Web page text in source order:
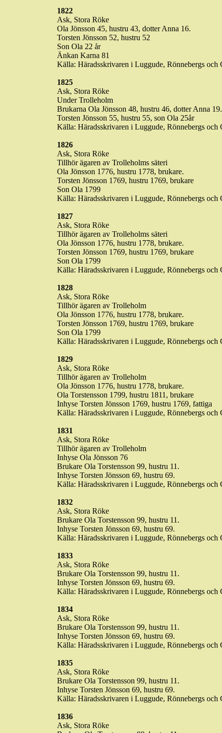
1822
Ask, Stora Röke
Ola Jönsson 45, hustru 43, dotter Anna 16.
Torsten Jönsson 52, hustru 52
Son Ola 22 år
Änkan Karna 81
Källa: Häradsskrivaren i Luggude, Rönnebergs och
1825
Ask, Stora Röke
Under Trolleholm
Brukarna Ola Jönsson 48, hustru 46, dotter Anna 19.
Torsten Jönsson 55, hustru 55, son Ola 25år
Källa: Häradsskrivaren i Luggude, Rönnebergs och
1826
Ask, Stora Röke
Tillhör ägaren av Trolleholms säteri
Ola Jönsson 1776, hustru 1778, brukare.
Torsten Jönsson 1769, hustru 1769, brukare
Son Ola 1799
Källa: Häradsskrivaren i Luggude, Rönnebergs och
1827
Ask, Stora Röke
Tillhör ägaren av Trolleholms säteri
Ola Jönsson 1776, hustru 1778, brukare.
Torsten Jönsson 1769, hustru 1769, brukare
Son Ola 1799
Källa: Häradsskrivaren i Luggude, Rönnebergs och
1828
Ask, Stora Röke
Tillhör ägaren av Trolleholm
Ola Jönsson 1776, hustru 1778, brukare.
Torsten Jönsson 1769, hustru 1769, brukare
Son Ola 1799
Källa: Häradsskrivaren i Luggude, Rönnebergs och
1829
Ask, Stora Röke
Tillhör ägaren av Trolleholm
Ola Jönsson 1776, hustru 1778, brukare.
Ola Torstensson 1799, hustru 1811, brukare
Inhyse Torsten Jönsson 1769, hustru 1769, fattiga
Källa: Häradsskrivaren i Luggude, Rönnebergs och
1831
Ask, Stora Röke
Tillhör ägaren av Trolleholm
Inhyse Ola Jönsson 76
Brukare Ola Torstensson 99, hustru 11.
Inhyse Torsten Jönsson 69, hustru 69.
Källa: Häradsskrivaren i Luggude, Rönnebergs och
1832
Ask, Stora Röke
Brukare Ola Torstensson 99, hustru 11.
Inhyse Torsten Jönsson 69, hustru 69.
Källa: Häradsskrivaren i Luggude, Rönnebergs och
1833
Ask, Stora Röke
Brukare Ola Torstensson 99, hustru 11.
Inhyse Torsten Jönsson 69, hustru 69.
Källa: Häradsskrivaren i Luggude, Rönnebergs och
1834
Ask, Stora Röke
Brukare Ola Torstensson 99, hustru 11.
Inhyse Torsten Jönsson 69, hustru 69.
Källa: Häradsskrivaren i Luggude, Rönnebergs och
1835
Ask, Stora Röke
Brukare Ola Torstensson 99, hustru 11.
Inhyse Torsten Jönsson 69, hustru 69.
Källa: Häradsskrivaren i Luggude, Rönnebergs och
1836
Ask, Stora Röke